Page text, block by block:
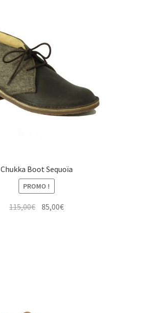
Chukka Boot Sequoïa
PROMO !
115,00€ Le
85,00€Le